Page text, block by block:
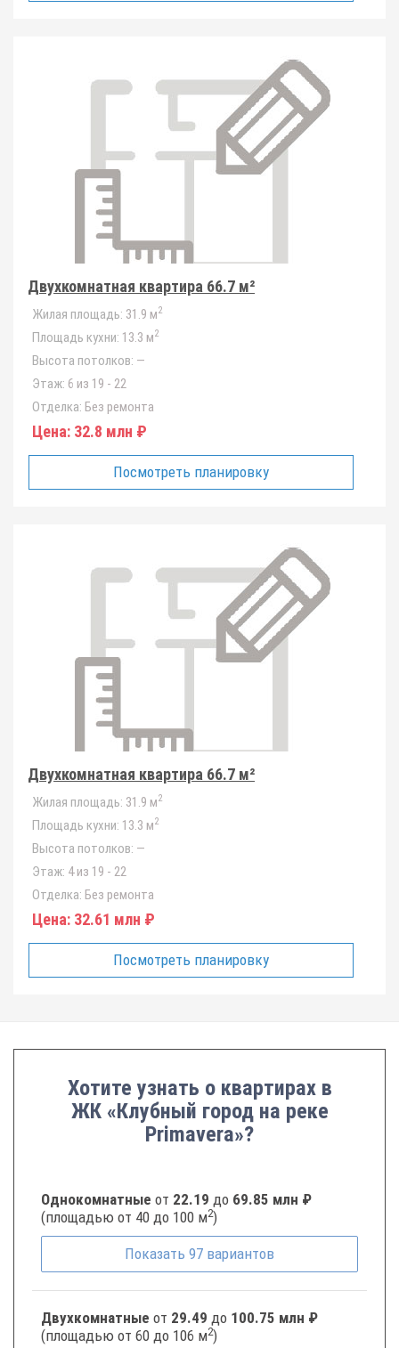
Двухкомнатная квартира 66.7 м²
Жилая площадь: 31.9 м2
Площадь кухни: 13.3 м2
Высота потолков: —
Этаж: 6 из 19 - 22
Отделка: Без ремонта
Цена: 32.8 млн ₽
Посмотреть планировку
Двухкомнатная квартира 66.7 м²
Жилая площадь: 31.9 м2
Площадь кухни: 13.3 м2
Высота потолков: —
Этаж: 4 из 19 - 22
Отделка: Без ремонта
Цена: 32.61 млн ₽
Посмотреть планировку
Хотите узнать о квартирах в
ЖК «Клубный город на реке
Primavera»?
Однокомнатные от 22.19 до 69.85 млн ₽
(площадью от 40 до 100 м2)
Показать 97 вариантов
Двухкомнатные от 29.49 до 100.75 млн ₽
(площадью от 60 до 106 м2)